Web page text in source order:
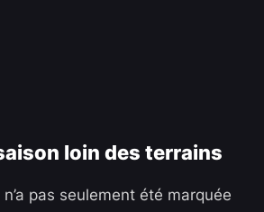
loin des terrains
pas seulement été marquée